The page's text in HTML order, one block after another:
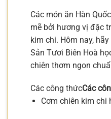
Các món ăn Hàn
mẽ bởi hương vị đặc
kim chi. Hôm nay,
Sản Tươi Biên Hoà
chiên thơm ngon
Các công thứcCác
Cơm chiên kim chi